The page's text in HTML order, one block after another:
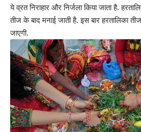
ये व्रत निराहार और निर्जला किया जाता है.
तीज के बाद मनाई जाती है. इस बार हरतालिका
जाएगी.